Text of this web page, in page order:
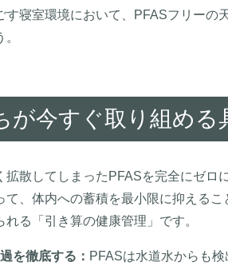
す寝室環境において、PFASフリーの
が今すぐ取り組める
拡散してしまったPFASを完全にゼロ
て、体内への蓄積を最小限に抑える
れる「引き算の健康管理」です。
を徹底する： PFASは水道水からも